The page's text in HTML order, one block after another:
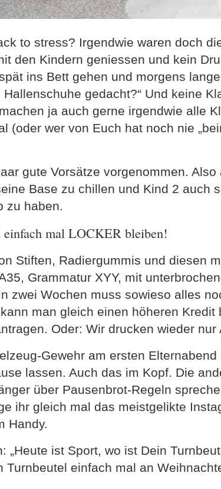
to stress? Irgendwie waren doch
den Kindern geniessen und kein
ins Bett gehen und morgens
gedacht?“ Und keine
ja auch gerne irgendwie alle
(oder wer von Euch hat noch nie
gute Vorsätze vorgenommen. Also
Base zu chillen und Kind 2 auch
zu haben.
mal LOCKER bleiben!
Stiften, Radiergummis und diesen
Grammatur XYY, mit
zwei Wochen muss sowieso alles
man gleich einen höheren Kredit
Oder: Wir drucken wieder nur
Gewehr am ersten
lassen. Auch das im Kopf. Die
über Pausenbrot-Regeln
ihr gleich mal das meistgelikte
Handy.
„Heute ist Sport, wo ist Dein
Turnbeutel einfach mal an